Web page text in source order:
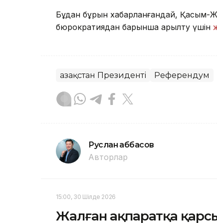
Бұдан бұрын хабарланғандай, Қасым-
бюрократиядан барынша арылту үшін
Қазақстан Президенті Референдум
Руслан Ғаббасов
Авторлар
15:00, 30 Шілде 2026
Жалған ақпаратқа